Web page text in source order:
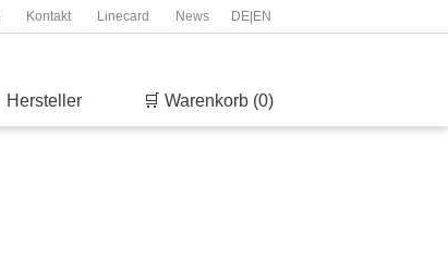
DE| EN
Kontakt Linecard News
Hersteller 🛒 Warenkorb (0)